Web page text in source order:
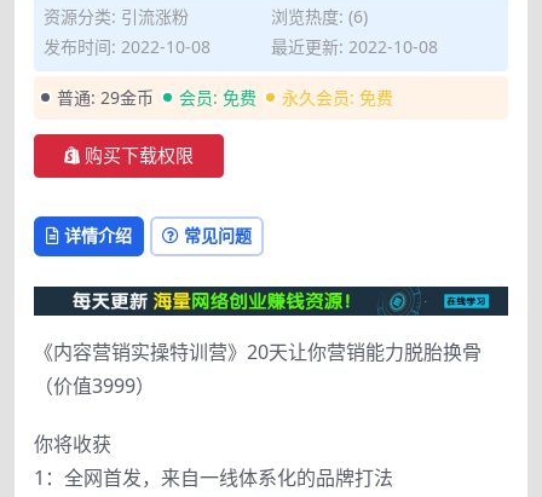
资源分类: 引流涨粉
浏览热度: (6)
发布时间: 2022-10-08
最近更新: 2022-10-08
普通: 29金币 会员: 免费 永久会员: 免费
购买下载权限
详情介绍 常见问题
《内容营销实操特训营》20天让你营销能力脱胎换骨
（价值3999）
你将收获
1：全网首发，来自一线体系化的品牌打法